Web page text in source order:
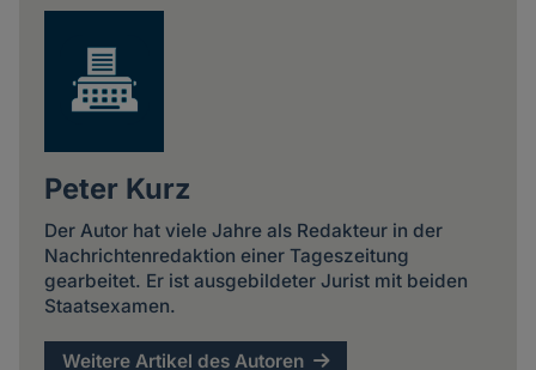
Peter Kurz
Der Autor hat viele Jahre als Redakteur in der
Nachrichtenredaktion einer Tageszeitung
gearbeitet. Er ist ausgebildeter Jurist mit beiden
Staatsexamen.
Weitere Artikel des Autoren